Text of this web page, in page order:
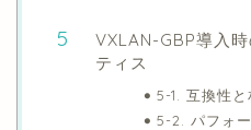
VXLAN-GBP導入
ティス
5-1. 互換性
5-2. パフォ